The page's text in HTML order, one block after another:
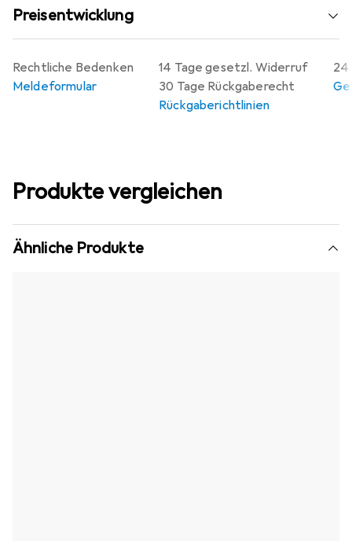
Preisentwicklung
14 Tage gesetzl. Widerruf
30 Tage Rückgaberecht
Rückgaberichtlinien
24
Rechtliche Bedenken
Meldeformular
Produkte vergleichen
Ähnliche Produkte